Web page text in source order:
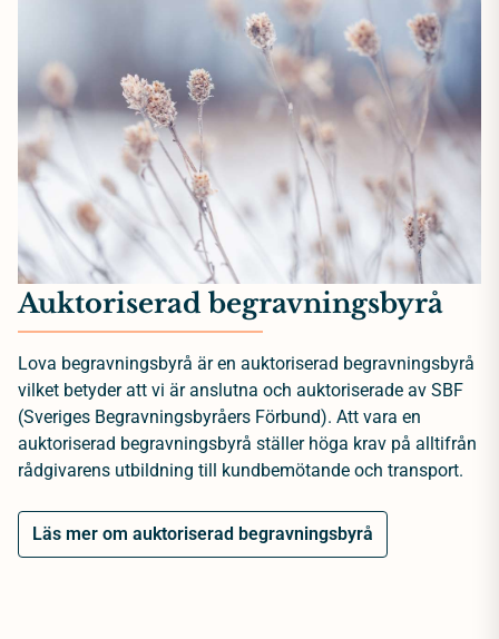
Auktoriserad begravningsbyrå
Lova begravningsbyrå är en auktoriserad begravningsbyrå
vilket betyder att vi är anslutna och auktoriserade av SBF
(Sveriges Begravningsbyråers Förbund). Att vara en
auktoriserad begravningsbyrå ställer höga krav på alltifrån
rådgivarens utbildning till kundbemötande och transport.
Läs mer om auktoriserad begravningsbyrå